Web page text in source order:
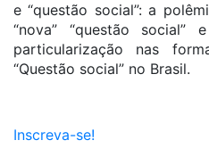
e “questão social”: a
“nova” “questão social”
particularização nas
“Questão social” no Brasil.
Inscreva-se!